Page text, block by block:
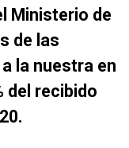
Ministerio de
de las
la nuestra en
del recibido